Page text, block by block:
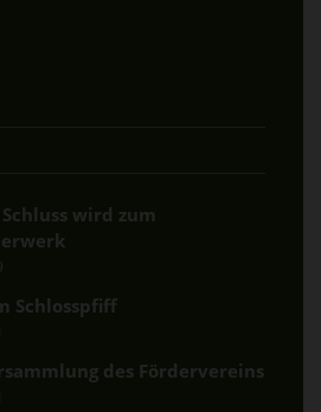
wird zum
Schlosspfiff
des Fördervereins